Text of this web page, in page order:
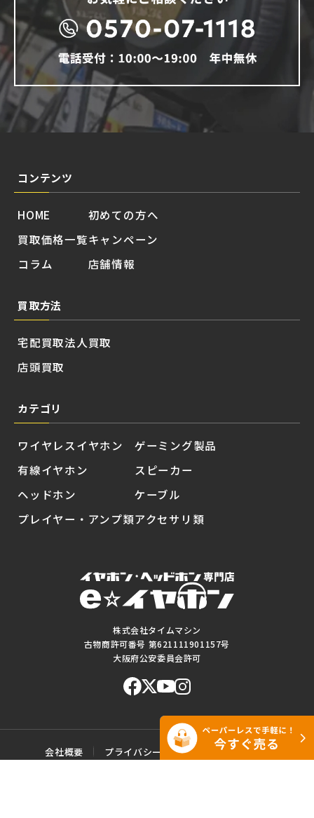
株式会社タイムマシン
古物商許可番号 第621111901157号
大阪府公安委員会許可
コンテンツ
HOME
買取価格一覧
コラム
初めての方へ
キャンペーン
店舗情報
買取方法
宅配買取
店頭買取
法人買取
カテゴリ
ワイヤレスイヤホン
有線イヤホン
ヘッドホン
プレイヤー・アンプ類
ゲーミング製品
スピーカー
ケーブル
アクセサリ類
会社概要 プライバシーポリシー
ご利用規約